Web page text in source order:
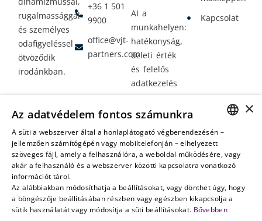
+36 1 501
9900
office@vjt-
partners.com
AI a
munkahelyen:
hatékonyság,
üzleti érték
és felelős
adatkezelés
amikor a jövő
nem a
véletlenen
múlik
Kapcsolat
rugalmassággal
és személyes
odafigyeléssel
ötvöződik
irodánkban.
HUNGARIAN
ENGLISH
×
Az adatvédelem fontos számunkra
A süti a webszerver által a honlaplátogató végberendezésén –
jellemzően számítógépén vagy mobiltelefonján – elhelyezett
szöveges fájl, amely a felhasználóra, a weboldal működésére, vagy
akár a felhasználó és a webszerver közötti kapcsolatra vonatkozó
információt tárol.
Az alábbiakban módosíthatja a beállításokat, vagy dönthet úgy, hogy
a böngészője beállításában részben vagy egészben kikapcsolja a
sütik használatát vagy módosítja a süti beállításokat. Bővebben